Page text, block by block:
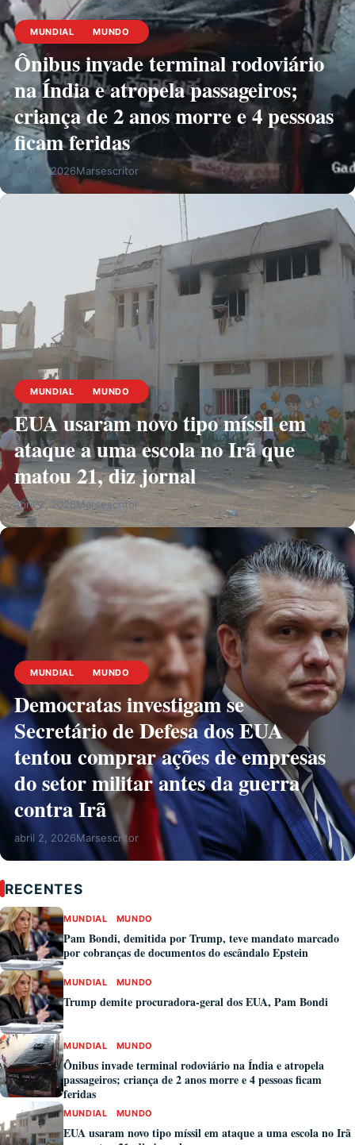
MUNDIAL MUNDO
Ônibus invade terminal rodoviário
na Índia e atropela passageiros;
criança de 2 anos morre e 4 pessoas
ficam feridas
abril 2, 2026Marsescritor
MUNDIAL MUNDO
EUA usaram novo tipo míssil em
ataque a uma escola no Irã que
matou 21, diz jornal
abril 2, 2026Marsescritor
MUNDIAL MUNDO
Democratas investigam se
Secretário de Defesa dos EUA
tentou comprar ações de empresas
do setor militar antes da guerra
contra Irã
abril 2, 2026Marsescritor
RECENTES
MUNDIAL MUNDO
Pam Bondi, demitida por Trump, teve mandato marcado
por cobranças de documentos do escândalo Epstein
MUNDIAL MUNDO
Trump demite procuradora-geral dos EUA, Pam Bondi
MUNDIAL MUNDO
Ônibus invade terminal rodoviário na Índia e atropela
passageiros; criança de 2 anos morre e 4 pessoas ficam
feridas
MUNDIAL MUNDO
EUA usaram novo tipo míssil em ataque a uma escola no Irã